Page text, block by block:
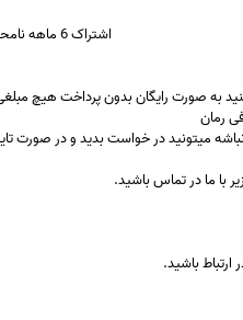
اشتراک 6 ماهه نامحدود
میتونید در خواست بدید و در صورت
با ما در تماس باشید.
باشید.